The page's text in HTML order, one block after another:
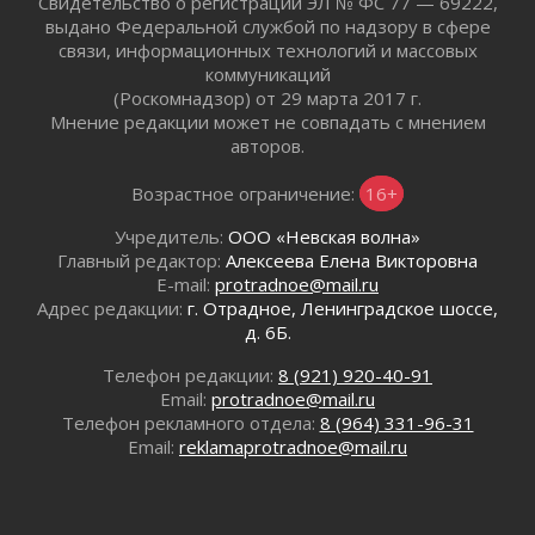
От инженера-создателя к волонтёрам
«Созидателям»
31 июля 2026
Генеральная репетиция векового юбилея
31 июля 2026
Открытое сердце и стремление делать добро
Давайте разберемся!
30 июля 2026
Круглую ригу в Гатчине отреставрируют в
30 июля 2026
Путешествие к западным рубежам
30 июля 2026
Лаголовская общеобразовательная школа
откроется к концу сентября
30 июля 2026
выдано Федеральной службой по надзору в сфере
связи, информационных технологий и массовых
коммуникаций
(Роскомнадзор) от 29 марта 2017 г.
Мнение редакции может не совпадать с мнением
авторов.
Возрастное ограничение: 16+
Учредитель: ООО «Невская волна»
Главный редактор: Алексеева Елена Викторовна
E-mail: protradnoe@mail.ru
Адрес редакции: г. Отрадное, Ленинградское шоссе,
д. 6Б.
Телефон редакции: 8 (921) 920-40-91
Email: protradnoe@mail.ru
Телефон рекламного отдела: 8 (964) 331-96-31
Email: reklamaprotradnoe@mail.ru